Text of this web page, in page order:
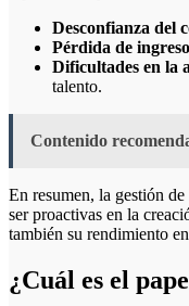
Desconfianza del
Pérdida de
Dificultades en la
talento.
Contenido
En resumen, la gestión
ser proactivas en la
también su rendimiento
¿Cuál es el